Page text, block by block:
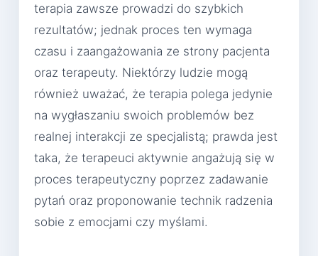
terapia zawsze prowadzi do szybkich
rezultatów; jednak proces ten wymaga
czasu i zaangażowania ze strony pacjenta
oraz terapeuty. Niektórzy ludzie mogą
również uważać, że terapia polega jedynie
na wygłaszaniu swoich problemów bez
realnej interakcji ze specjalistą; prawda jest
taka, że terapeuci aktywnie angażują się w
proces terapeutyczny poprzez zadawanie
pytań oraz proponowanie technik radzenia
sobie z emocjami czy myślami.